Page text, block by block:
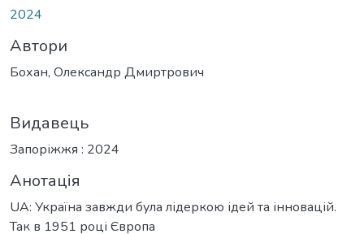
2024
Автори
Бохан, Олександр Дмиртрович
Видавець
Запоріжжя : 2024
Анотація
UA: Україна завжди була лідеркою ідей та інновацій.
Так в 1951 році Європа